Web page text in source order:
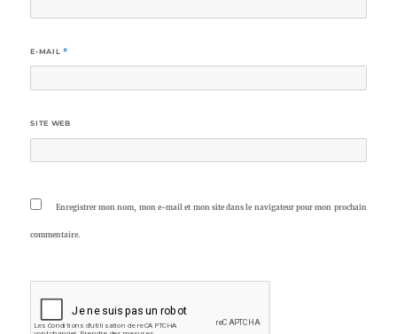
E-MAIL *
SITE WEB
Enregistrer mon nom, mon e-mail et mon site dans le navigateur pour mon prochain
commentaire.